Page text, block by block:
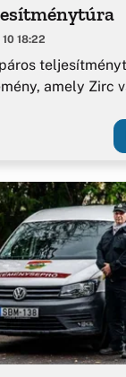
18:22
amely Zirc